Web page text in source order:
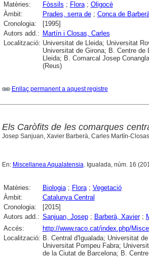
Matèries: Fòssils ; Flora; Oligocè
Àmbit:
Prades, serra de; Conca de
Cronologia:
[1995]
Autors add.: Martín i Closas, Carles
Localització: Universitat de Lleida; Universitat
Universitat de Girona; B. Centre
Lleida; B. Comarcal Josep
(Reus)
Enllaç permanent a aquest registre
Els Caròfits de les comarques
Josep Sanjuan, Xavier Barberà, Carles Martín-
En: Miscellanea Aqualatensia . Igualada, núm. 16
Matèries: Biologia; Flora; Vegetació
Àmbit:
Catalunya Central
Cronologia:
[2015]
Autors add.: Sanjuan, Josep; Barberà, Xavier;
Accés:
http://www.raco.cat/index.php/
Localització: B. Central d'Igualada; Universitat
Universitat Pompeu Fabra;
de la Ciutat de Barcelona; B.